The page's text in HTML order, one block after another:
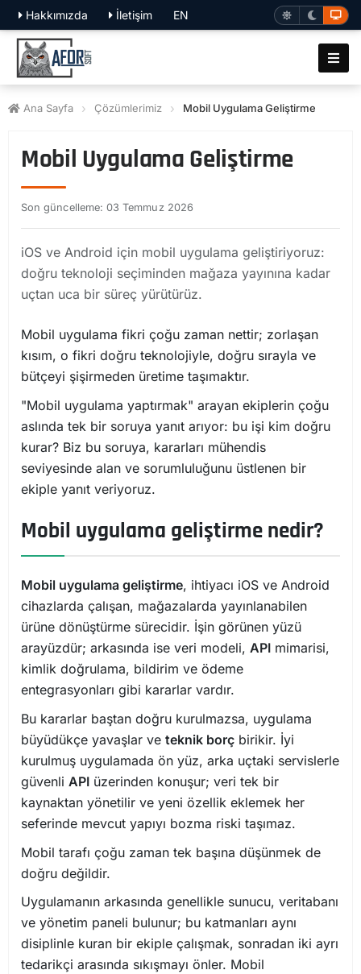
Hakkımızda İletişim EN
Ana Sayfa Çözümlerimiz Mobil Uygulama Geliştirme
Mobil Uygulama Geliştirme
Son güncelleme: 03 Temmuz 2026
iOS ve Android için mobil uygulama geliştiriyoruz:
doğru teknoloji seçiminden mağaza yayınına kadar
uçtan uca bir süreç yürütürüz.
Mobil uygulama fikri çoğu zaman nettir; zorlaşan
kısım, o fikri doğru teknolojiyle, doğru sırayla ve
bütçeyi şişirmeden üretime taşımaktır.
"Mobil uygulama yaptırmak" arayan ekiplerin çoğu
aslında tek bir soruya yanıt arıyor: bu işi kim doğru
kurar? Biz bu soruya, kararları mühendis
seviyesinde alan ve sorumluluğunu üstlenen bir
ekiple yanıt veriyoruz.
Mobil uygulama geliştirme nedir?
Mobil uygulama geliştirme, ihtiyacı iOS ve Android
cihazlarda çalışan, mağazalarda yayınlanabilen
ürüne dönüştürme sürecidir. İşin görünen yüzü
arayüzdür; arkasında ise veri modeli, API mimarisi,
kimlik doğrulama, bildirim ve ödeme
entegrasyonları gibi kararlar vardır.
Bu kararlar baştan doğru kurulmazsa, uygulama
büyüdükçe yavaşlar ve teknik borç birikir. İyi
kurulmuş uygulamada ön yüz, arka uçtaki servislerle
güvenli API üzerinden konuşur; veri tek bir
kaynaktan yönetilir ve yeni özellik eklemek her
seferinde mevcut yapıyı bozma riski taşımaz.
Mobil tarafı çoğu zaman tek başına düşünmek de
doğru değildir.
Uygulamanın arkasında genellikle sunucu, veritabanı
ve yönetim paneli bulunur; bu katmanları aynı
disiplinle kuran bir ekiple çalışmak, sonradan iki ayrı
tedarikçi arasında sıkışmayı önler. Mobil